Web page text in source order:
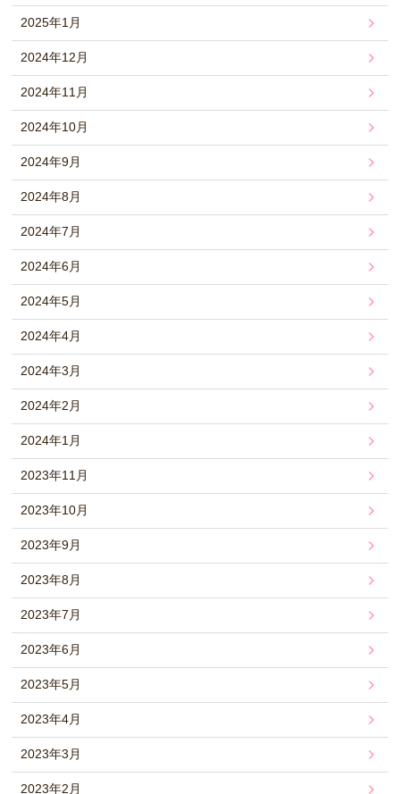
2025年1月
2024年12月
2024年11月
2024年10月
2024年9月
2024年8月
2024年7月
2024年6月
2024年5月
2024年4月
2024年3月
2024年2月
2024年1月
2023年11月
2023年10月
2023年9月
2023年8月
2023年7月
2023年6月
2023年5月
2023年4月
2023年3月
2023年2月